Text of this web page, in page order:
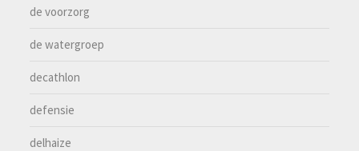
de voorzorg
de watergroep
decathlon
defensie
delhaize